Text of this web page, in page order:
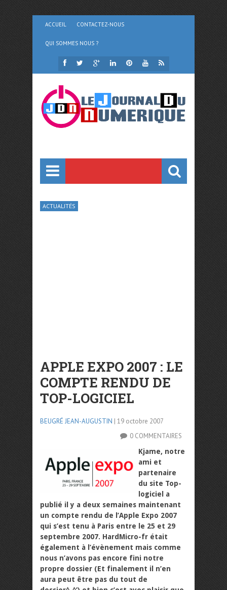
ACCUEIL CONTACTEZ-NOUS
QUI SOMMES NOUS ?
ACTUALITÉS
APPLE EXPO 2007 : LE
COMPTE RENDU DE
TOP-LOGICIEL
BEUGRÉ JEAN-AUGUSTIN | 19 octobre 2007
0 COMMENTAIRES
Kjame, notre
ami et
partenaire
du site Top-
logiciel a
publié il y a deux semaines maintenant
un compte rendu de l’Apple Expo 2007
qui s’est tenu à Paris entre le 25 et 29
septembre 2007. HardMicro-fr était
également à l’évènement mais comme
nous n’avons pas encore fini notre
propre dossier (Et finalement il n’en
aura peut être pas du tout de